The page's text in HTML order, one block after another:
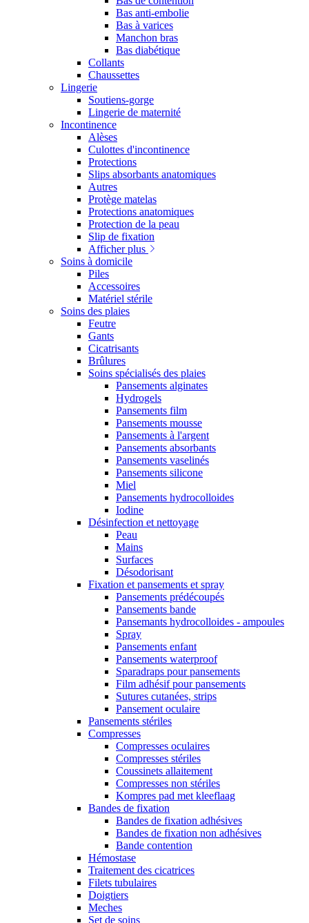
Bas anti-embolie
Bas à varices
Manchon bras
Bas diabétique
Collants
Chaussettes
Lingerie
Soutiens-gorge
Lingerie de maternité
Incontinence
Alèses
Culottes d'incontinence
Protections
Slips absorbants anatomiques
Autres
Protège matelas
Protections anatomiques
Protection de la peau
Slip de fixation
Afficher plus
Soins à domicile
Piles
Accessoires
Matériel stérile
Soins des plaies
Feutre
Gants
Cicatrisants
Brûlures
Soins spécialisés des plaies
Pansements alginates
Hydrogels
Pansements film
Pansements mousse
Pansements à l'argent
Pansements absorbants
Pansements vaselinés
Pansements silicone
Miel
Pansements hydrocolloides
Iodine
Désinfection et nettoyage
Peau
Mains
Surfaces
Désodorisant
Fixation et pansements et spray
Pansements prédécoupés
Pansements bande
Pansemants hydrocolloides - ampoules
Spray
Pansements enfant
Pansements waterproof
Sparadraps pour pansements
Film adhésif pour pansements
Sutures cutanées, strips
Pansement oculaire
Pansements stériles
Compresses
Compresses oculaires
Compresses stériles
Coussinets allaitement
Compresses non stériles
Kompres pad met kleeflaag
Bandes de fixation
Bandes de fixation adhésives
Bandes de fixation non adhésives
Bande contention
Hémostase
Traitement des cicatrices
Filets tubulaires
Doigtiers
Meches
Set de soins